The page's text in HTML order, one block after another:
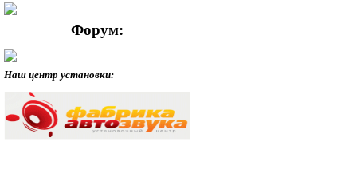
Форум:
Наш центр установки: